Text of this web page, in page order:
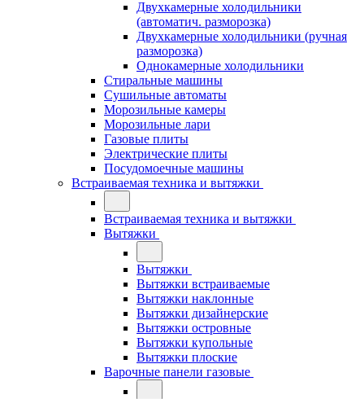
Двухкамерные холодильники
(автоматич. разморозка)
Двухкамерные холодильники (ручная
разморозка)
Однокамерные холодильники
Стиральные машины
Сушильные автоматы
Морозильные камеры
Морозильные лари
Газовые плиты
Электрические плиты
Посудомоечные машины
Встраиваемая техника и вытяжки
Встраиваемая техника и вытяжки
Вытяжки
Вытяжки
Вытяжки встраиваемые
Вытяжки наклонные
Вытяжки дизайнерские
Вытяжки островные
Вытяжки купольные
Вытяжки плоские
Варочные панели газовые